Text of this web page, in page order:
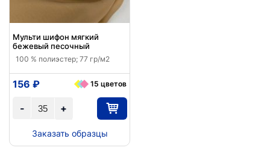
Мульти шифон мягкий
бежевый песочный
100 % полиэстер; 77 гр/м2
+
-
156 ₽ 15 цветов
Заказать образцы